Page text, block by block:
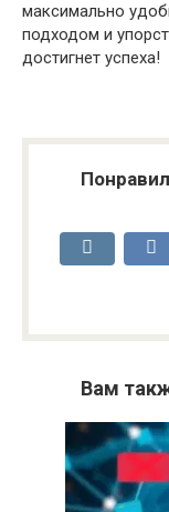
максимально
подходом и
достигнет успеха!
Вам